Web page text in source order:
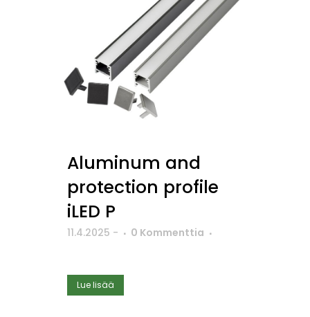
Aluminum and
protection profile
iLED P
11.4.2025 - 0 Kommenttia
Lue lisää